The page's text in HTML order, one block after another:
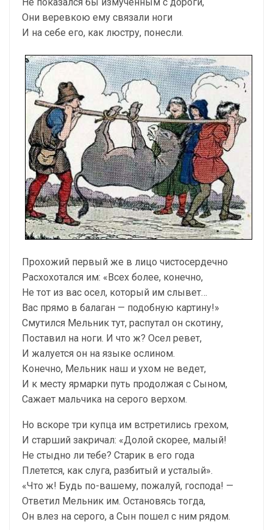
Они веревкою ему связали ноги
И на себе его, как люстру, понесли.
Прохожий первый же в лицо чистосердечно
Расхохотался им: «Всех более, конечно,
Не тот из вас осел, который им слывет…
Вас прямо в балаган — подобную картину!»
Смутился Мельник тут, распутал он скотину,
Поставил на ноги. И что ж? Осел ревет,
И жалуется он на языке ослином.
Конечно, Мельник наш и ухом не ведет,
И к месту ярмарки путь продолжая с Сыном,
Сажает мальчика на серого верхом.
Но вскоре три купца им встретились грехом,
И старший закричал: «Долой скорее, малый!
Не стыдно ли тебе? Старик в его года
Плетется, как слуга, разбитый и усталый».
«Что ж! Будь по-вашему, пожалуй, господа! —
Ответил Мельник им. Остановясь тогда,
Он влез на серого, а Сын пошел с ним рядом.